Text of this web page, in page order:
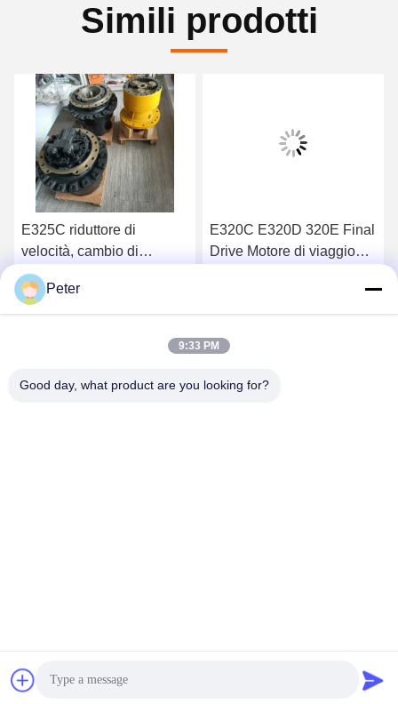
Simili prodotti
E325C riduttore di
velocità, cambio di
velocità, tracciato di
trazione 191-2682 169-
5586 199-4575 227-6116
Ottenga il migliore prezzo
E320C E320D 320E Final
Drive Motore di viaggio
Copyright 2022-2026 BETTER PARTS Machinery Co., Ltd. . Tutti i diritti
Peter
9:33 PM
Good day, what product are you looking for?